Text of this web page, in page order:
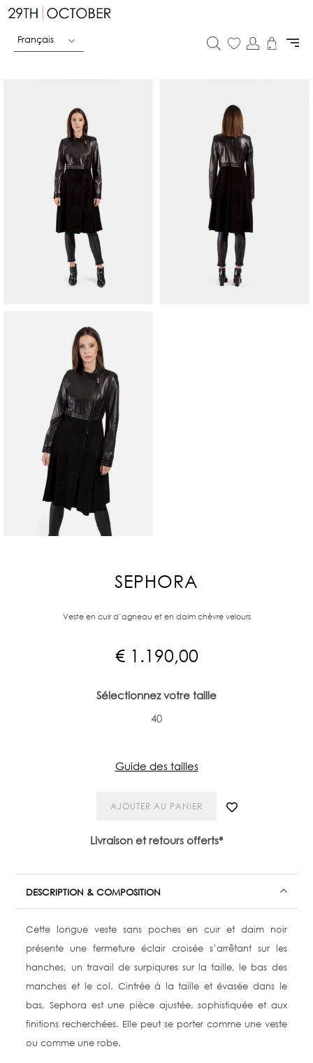
Français
SEPHORA
Veste en cuir d’agneau et en daim chèvre velours
€1.190,00
Sélectionnez votre taille
40
Guide des tailles
AJOUTER AU PANIER
Livraison et retours offerts*
DESCRIPTION & COMPOSITION
Cette longue veste sans poches en cuir et daim noir
présente une fermeture éclair croisée s’arrêtant sur les
hanches, un travail de surpiqures sur la taille, le bas des
manches et le col. Cintrée à la taille et évasée dans le
bas, Sephora est une pièce ajustée, sophistiquée et aux
finitions recherchées. Elle peut se porter comme une veste
ou comme une robe.